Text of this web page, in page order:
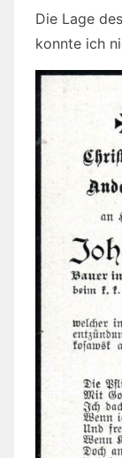
Die Lage
konnte ich